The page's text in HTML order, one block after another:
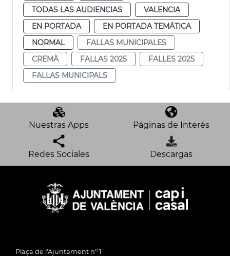
TODAS LAS AUDIENCIAS
VALENCIA
EN PORTADA
EN PORTADA TEMÁTICA
NORMAL
FALLAS MUNICIPALES
CREMÀ
FALLAS 2025
FALLES 2025
FALLAS MUNICIPALS
Nuestras Apps Páginas de Interés
Redes Sociales Descargas
Plaça de l'Ajuntament nº 1